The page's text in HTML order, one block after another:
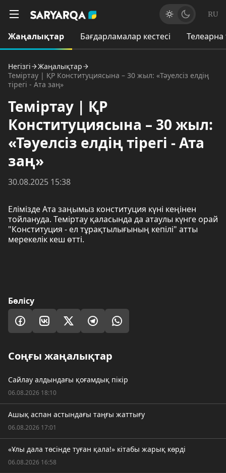
RU
Жаңалықтар Бағдарламалар кестесі
Негізгі
Жаңалықтар
Теміртау | ҚР Конституциясына – 30 жыл: «Тәуелсіз елдің
тірегі - Ата заң»
Теміртау | ҚР
Конституциясына – 30 жыл:
«Тәуелсіз елдің тірегі - Ата
заң»
30.08.2025 15:38
Елімізде Ата заңымыз конституция күні кеңінен
тойлануда. Теміртау қаласында да атаулы күнге орай
"Конституция - ел тұрақтылығының кепілі" атты
мерекелік кеш өтті.
Бөлісу
Соңғы жаңалықтар
Сайлау алдындағы қоғамдық пікір
06.08.2026 18:10
Ашық аспан астындағы таңғы жаттығу
06.08.2026 17:01
«Ұлы дала төсінде туған қала!» кітабы жарық көрді
06.08.2026 16:58